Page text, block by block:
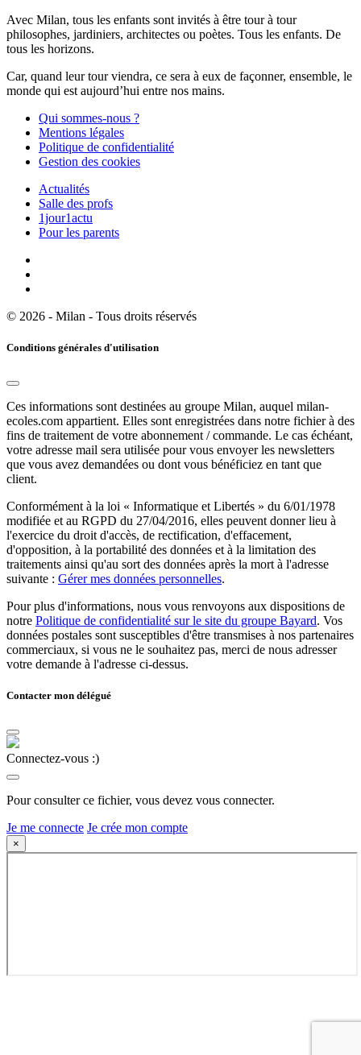
Avec Milan, tous les enfants sont invités à être tour à tour
philosophes, jardiniers, architectes ou poètes. Tous les enfants. De
tous les horizons.
Car, quand leur tour viendra, ce sera à eux de façonner, ensemble, le
monde qui est aujourd’hui entre nos mains.
Qui sommes-nous ?
Mentions légales
Politique de confidentialité
Gestion des cookies
Actualités
Salle des profs
1jour1actu
Pour les parents
© 2026 - Milan - Tous droits réservés
Conditions générales d'utilisation
Ces informations sont destinées au groupe Milan, auquel milan-
ecoles.com appartient. Elles sont enregistrées dans notre fichier à des
fins de traitement de votre abonnement / commande. Le cas échéant,
votre adresse mail sera utilisée pour vous envoyer les newsletters
que vous avez demandées ou dont vous bénéficiez en tant que
client.
Conformément à la loi « Informatique et Libertés » du 6/01/1978
modifiée et au RGPD du 27/04/2016, elles peuvent donner lieu à
l'exercice du droit d'accès, de rectification, d'effacement,
d'opposition, à la portabilité des données et à la limitation des
traitements ainsi qu'au sort des données après la mort à l'adresse
suivante : Gérer mes données personnelles.
Pour plus d'informations, nous vous renvoyons aux dispositions de
notre Politique de confidentialité sur le site du groupe Bayard. Vos
données postales sont susceptibles d'être transmises à nos partenaires
commerciaux, si vous ne le souhaitez pas, merci de nous adresser
votre demande à l'adresse ci-dessus.
Contacter mon délégué
Connectez-vous :)
Pour consulter ce fichier, vous devez vous connecter.
Je me connecte Je crée mon compte
×